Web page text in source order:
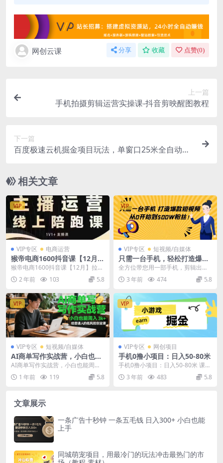
网创云课 分享 收藏 点赞(0)
上一篇
手机拍摄剪辑运营实操课-抖音剪映醒图教程
下一篇
百度极速云机掘金项目玩法，单窗口25米全自动运
相关文章
VIP
VIP专区 电商运营
猴帝电商1600抖音课【12月】
拉爆自然流，做懂流量的主
播，快速掌握底层逻辑，自然
流破圈攻略
猴帝电商1600抖音课【12月】拉爆
自然流，做懂流量的主播，快速掌
握底层逻辑，自...
2 年前 103 5.8
VIP
VIP专区 短视频/自媒体
只需一台手机，轻松打造爆款
短视频，从0开始到500W粉丝
全方位带您用一部手机，剪辑出一
个属于自己的爆款短视频； 帮助您
通过剪辑建立新的副...
3 年前 474 5.8
VIP
VIP专区 短视频/自媒体
AI商单写作实战营，小白也能
周入3k+，给普通人的低风险
创业课
AI商单写作实战营，小白也能周入3
k+，给普通人的低风险创业课 “AI商
单写作”...
1 年前 119 5.8
VIP
VIP专区 网创项目
手机0撸小项目：日入50-80米
手机0撸小项目：日入50-80米 课程
目录： 小游戏掘金第一课：项目介
绍 小游戏...
3 年前 483 5.8
文章展示
一条广告十秒钟 一条五毛钱 日入300+ 小白也能
上手
同城萌宠项目，用最冷门的玩法冲击最热门的市